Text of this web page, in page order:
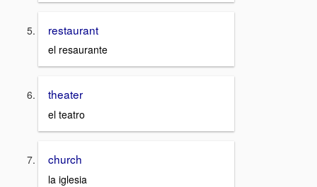
restaurant
el resaurante
theater
el teatro
church
la iglesia